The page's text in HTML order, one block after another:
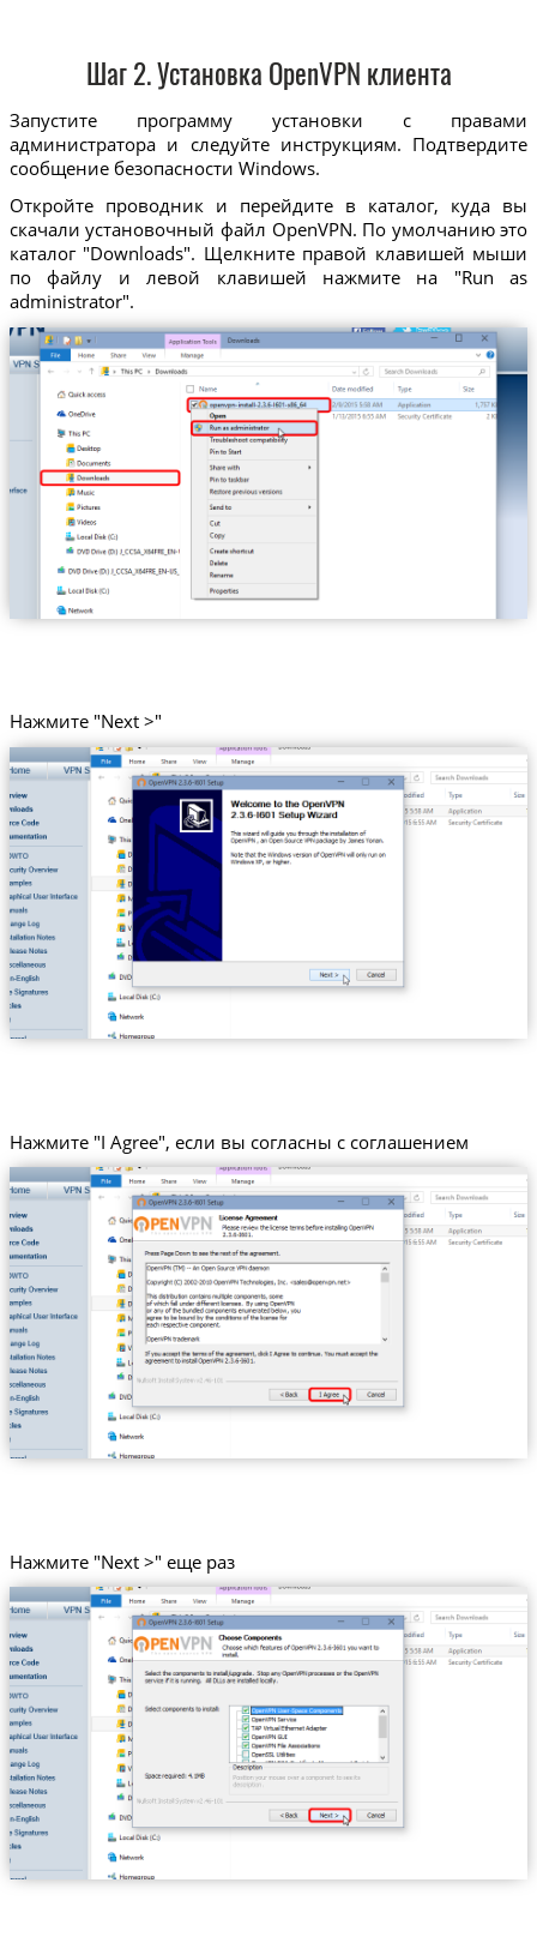
Шаг 2. Установка OpenVPN клиента
Запустите программу установки с правами
администратора и следуйте инструкциям. Подтвердите
сообщение безопасности Windows.
Откройте проводник и перейдите в каталог, куда вы
скачали установочный файл OpenVPN. По умолчанию это
каталог "Downloads". Щелкните правой клавишей мыши
по файлу и левой клавишей нажмите на "Run as
administrator".
Нажмите "Next >"
Нажмите "I Agree", если вы согласны с соглашением
Нажмите "Next >" еще раз